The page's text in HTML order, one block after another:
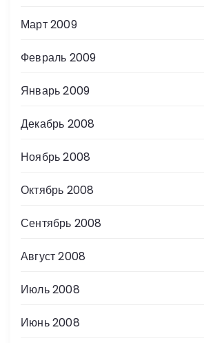
Март 2009
Февраль 2009
Январь 2009
Декабрь 2008
Ноябрь 2008
Октябрь 2008
Сентябрь 2008
Август 2008
Июль 2008
Июнь 2008